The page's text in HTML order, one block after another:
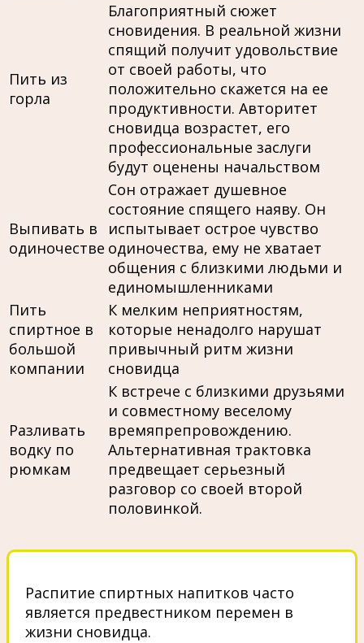
Пить из
горла
Благоприятный сюжет
сновидения. В реальной жизни
спящий получит удовольствие
от своей работы, что
положительно скажется на ее
продуктивности. Авторитет
сновидца возрастет, его
профессиональные заслуги
будут оценены начальством
Выпивать в
одиночестве
Сон отражает душевное
состояние спящего наяву. Он
испытывает острое чувство
одиночества, ему не хватает
общения с близкими людьми и
единомышленниками
Пить
спиртное в
большой
компании
К мелким неприятностям,
которые ненадолго нарушат
привычный ритм жизни
сновидца
Разливать
водку по
рюмкам
К встрече с близкими друзьями
и совместному веселому
времяпрепровождению.
Альтернативная трактовка
предвещает серьезный
разговор со своей второй
половинкой.
Распитие спиртных напитков часто
является предвестником перемен в
жизни сновидца.